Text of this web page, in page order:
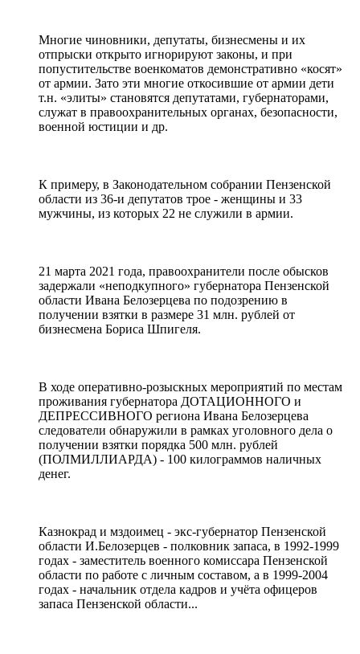
Многие чиновники, депутаты, бизнесмены и их
отпрыски открыто игнорируют законы, и при
попустительстве военкоматов демонстративно «косят»
от армии. Зато эти многие откосившие от армии дети
т.н. «элиты» становятся депутатами, губернаторами,
служат в правоохранительных органах, безопасности,
военной юстиции и др.
К примеру, в Законодательном собрании Пензенской
области из 36-и депутатов трое - женщины и 33
мужчины, из которых 22 не служили в армии.
21 марта 2021 года, правоохранители после обысков
задержали «неподкупного» губернатора Пензенской
области Ивана Белозерцева по подозрению в
получении взятки в размере 31 млн. рублей от
бизнесмена Бориса Шпигеля.
В ходе оперативно-розыскных мероприятий по местам
проживания губернатора ДОТАЦИОННОГО и
ДЕПРЕССИВНОГО региона Ивана Белозерцева
следователи обнаружили в рамках уголовного дела о
получении взятки порядка 500 млн. рублей
(ПОЛМИЛЛИАРДА) - 100 килограммов наличных
денег.
Казнокрад и мздоимец - экс-губернатор Пензенской
области И.Белозерцев - полковник запаса, в 1992-1999
годах - заместитель военного комиссара Пензенской
области по работе с личным составом, а в 1999-2004
годах - начальник отдела кадров и учёта офицеров
запаса Пензенской области...